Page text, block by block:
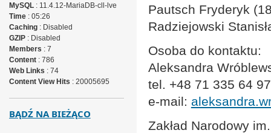
Pautsch Fryderyk
Radziejowski
Osoba do kontaktu:
Aleksandra
tel. +48 71 335 64 97
e-mail:
Zakład Narodowy
MySQL: 11.4.12-MariaDB-cll-lve
Time: 05:26
Caching: Disabled
GZIP: Disabled
Members : 7
Content: 786
Web Links : 74
Content View Hits : 20005695
BĄDŹ NA BIEŻĄCO